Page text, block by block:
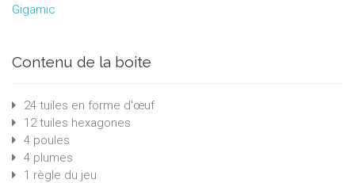
Gigamic
Contenu de la boite
24 tuiles en forme d'œuf
12 tuiles hexagones
4 poules
4 plumes
1 règle du jeu